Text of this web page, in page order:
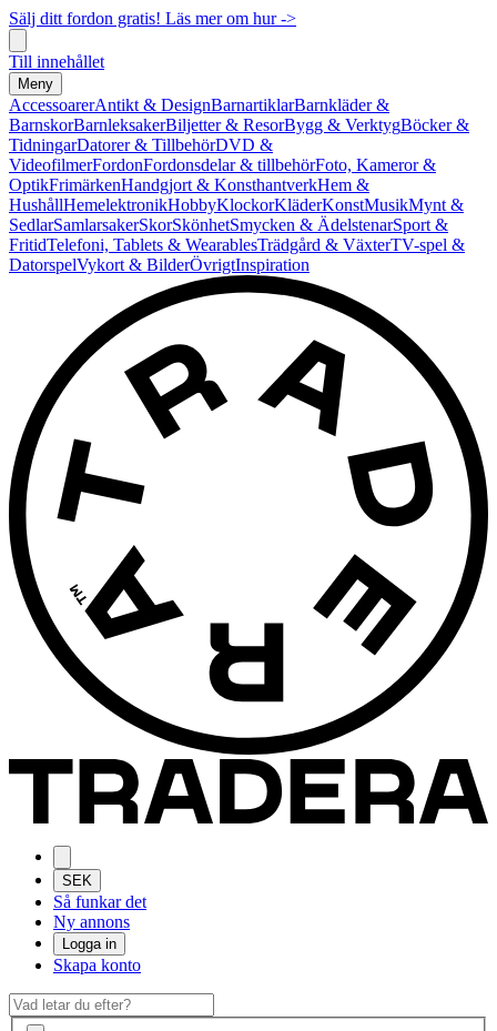
Sälj ditt fordon gratis! Läs mer om hur ->
Till innehållet
Meny
AccessoarerAntikt & DesignBarnartiklarBarnkläder &
BarnskorBarnleksakerBiljetter & ResorBygg & VerktygBöcker &
TidningarDatorer & TillbehörDVD &
VideofilmerFordonFordonsdelar & tillbehörFoto, Kameror &
OptikFrimärkenHandgjort & KonsthantverkHem &
HushållHemelektronikHobbyKlockorKläderKonstMusikMynt &
SedlarSamlarsakerSkorSkönhetSmycken & ÄdelstenarSport &
FritidTelefoni, Tablets & WearablesTrädgård & VäxterTV-spel &
DatorspelVykort & BilderÖvrigtInspiration
SEK
Så funkar det
Ny annons
Logga in
Skapa konto